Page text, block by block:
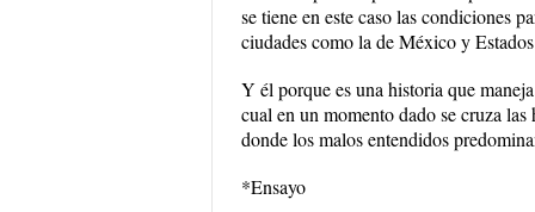
se tiene en este caso las condiciones
ciudades como la de México y
Y él porque es una historia que
cual en un momento dado se cruza
donde los malos entendidos
*Ensayo